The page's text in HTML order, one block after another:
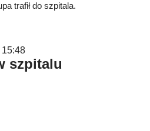
trafił do szpitala.
szpitalu